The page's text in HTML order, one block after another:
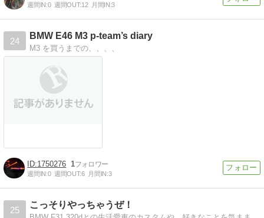
週間IN:0 週間OUT:12 月間IN:3
24
BMW E46 M3 p-team’s diary
M3 を買うまでの、、、、
1750276 1
週間IN:0 週間OUT:6 月間IN:3
25
こっそりやっちゃうぜ！